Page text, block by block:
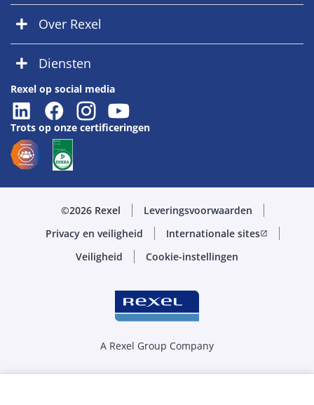
Over Rexel
Diensten
Rexel op social media
Trots op onze certificeringen
©2026 Rexel
Leveringsvoorwaarden
Privacy en veiligheid
Internationale sitesopen_in_new
Veiligheid Cookie-instellingen
A Rexel Group Company